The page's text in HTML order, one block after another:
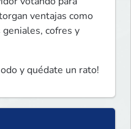
ventajas como
cofres y
y quédate un rato!